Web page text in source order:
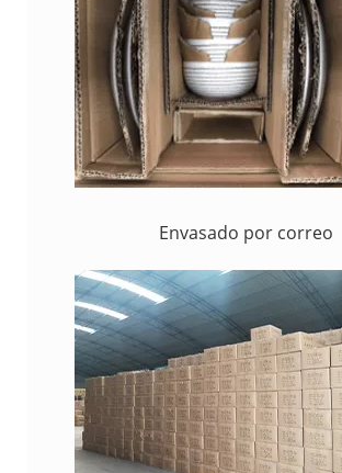
Envasado por correo